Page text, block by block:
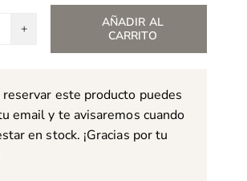
AÑADIR AL
CARRITO
reservar este producto puedes
email y te avisaremos cuando
en stock. ¡Gracias por tu